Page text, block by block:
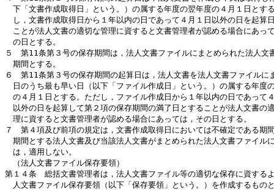
下「文書作成取得日」という。）の属する年度の翌年度の４月１日とす
し，文書作成取得日から１年以内の日であって４月１日以外の日を起算
ことが法人文書の適切な管理に資すると文書管理者が認める場合にあっ
の日とする。
５　第11条第３号の保存期間は，法人文書ファイルにまとめられた法人文
期間とする。
６　第11条第３号の保存期間の起算日は，法人文書を法人文書ファイルに
日のうち最も早い日（以下「ファイル作成日」という。）の属する年度
の４月１日とする。ただし，ファイル作成日から１年以内の日であって
以外の日を起算して第２項の保存期間の満了日とすることが法人文書の
理に資すると文書管理者が認める場合にあっては，その日とする。
７　第４項及び前項の規定は，文書作成取得日においては不確定である期
期間とする法人文書及び当該法人文書がまとめられた法人文書ファイル
は，適用しない。
（法人文書ファイル保存要領）
第１４条　総括文書管理者は，法人文書ファイル等の適切な保存に資する
人文書ファイル保存要領（以下「保存要領」という。）を作成するもの